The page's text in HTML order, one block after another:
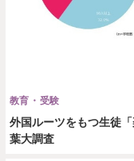
外国ルーツをもつ生徒
葉大調査
教育・受験